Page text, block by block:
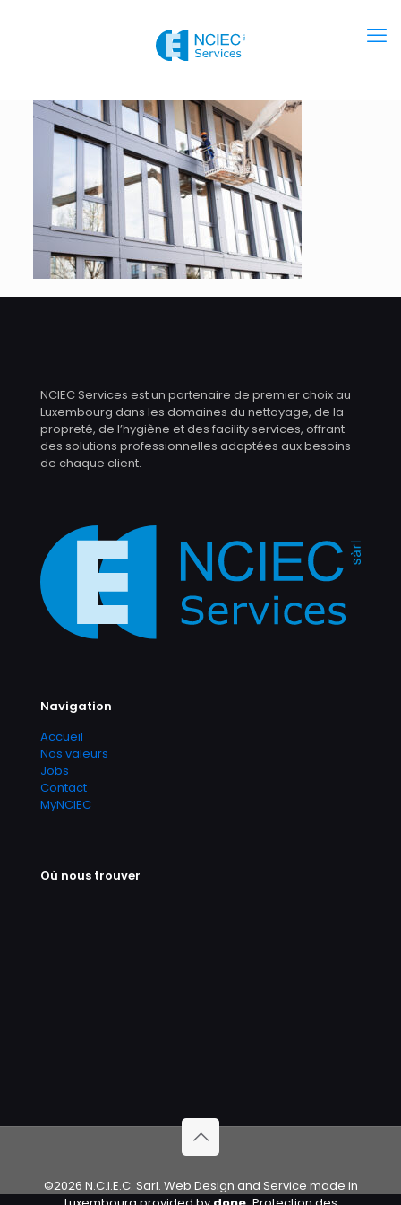
NCIEC Services est un partenaire de premier choix au
Luxembourg dans les domaines du nettoyage, de la
propreté, de l’hygiène et des facility services, offrant
des solutions professionnelles adaptées aux besoins
de chaque client.
Navigation
Accueil
Nos valeurs
Jobs
Contact
MyNCIEC
Où nous trouver
©2026 N.C.I.E.C. Sarl. Web Design and Service made in